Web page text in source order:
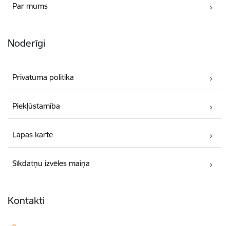
Par mums
Noderīgi
Privātuma politika
Piekļūstamība
Lapas karte
Sīkdatņu izvēles maiņa
Kontakti